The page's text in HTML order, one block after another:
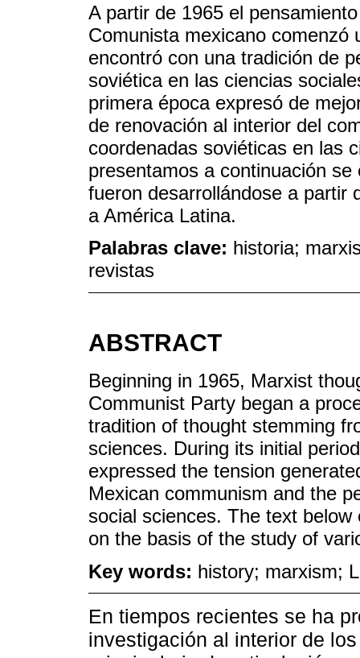
A partir de 1965 el
Comunista mexicano comenzó
encontró con una tradición de
soviética en las ciencias
primera época expresó de
de renovación al interior del
coordenadas soviéticas en las
presentamos a continuación
fueron desarrollándose a partir
a América Latina.
Palabras clave: historia;
revistas
ABSTRACT
Beginning in 1965, Marxist
Communist Party began a
tradition of thought stemming
sciences. During its initial
expressed the tension
Mexican communism and the
social sciences. The text
on the basis of the study of
Key words: history; marxism;
En tiempos recientes se ha
investigación al interior de